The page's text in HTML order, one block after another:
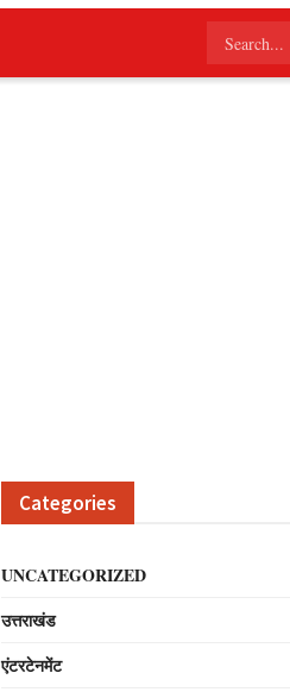
Categories
UNCATEGORIZED
उत्तराखंड
एंटरटेनमेंट